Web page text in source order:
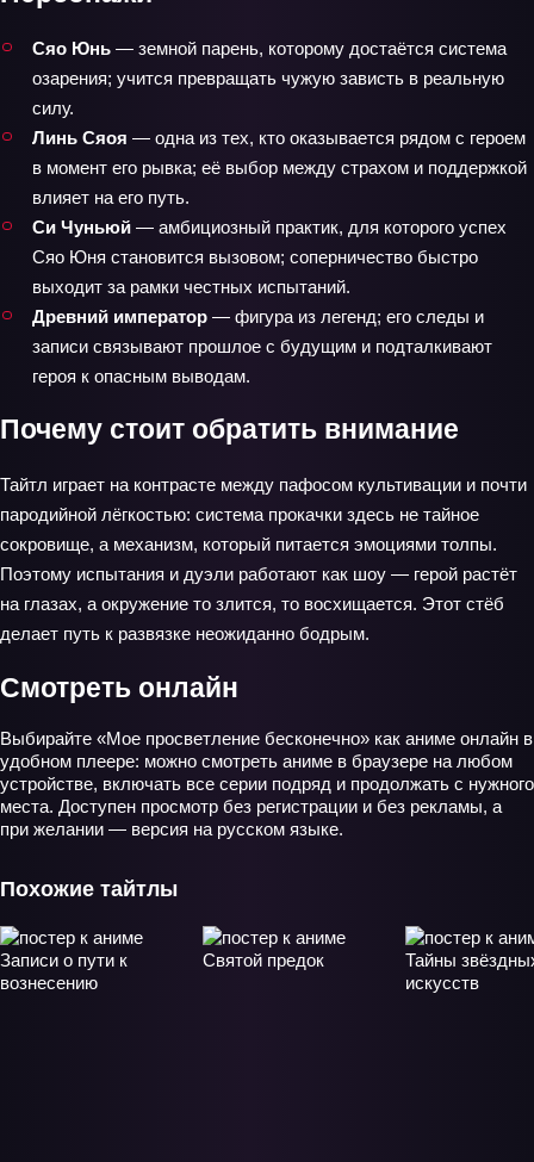
Сяо Юнь — земной парень, которому достаётся система
озарения; учится превращать чужую зависть в реальную
силу.
Линь Сяоя — одна из тех, кто оказывается рядом с героем
в момент его рывка; её выбор между страхом и поддержкой
влияет на его путь.
Си Чуньюй — амбициозный практик, для которого успех
Сяо Юня становится вызовом; соперничество быстро
выходит за рамки честных испытаний.
Древний император — фигура из легенд; его следы и
записи связывают прошлое с будущим и подталкивают
героя к опасным выводам.
Почему стоит обратить внимание
Тайтл играет на контрасте между пафосом культивации и почти
пародийной лёгкостью: система прокачки здесь не тайное
сокровище, а механизм, который питается эмоциями толпы.
Поэтому испытания и дуэли работают как шоу — герой растёт
на глазах, а окружение то злится, то восхищается. Этот стёб
делает путь к развязке неожиданно бодрым.
Смотреть онлайн
Выбирайте «Мое просветление бесконечно» как аниме онлайн в
удобном плеере: можно смотреть аниме в браузере на любом
устройстве, включать все серии подряд и продолжать с нужного
места. Доступен просмотр без регистрации и без рекламы, а
при желании — версия на русском языке.
Похожие тайтлы